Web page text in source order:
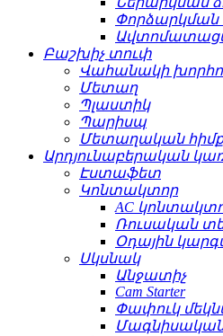
Փորձարկման
Բաշխիչ տուփ
Վահանակի
Մետաղ
Պլաստիկ
Պարիսպ
Մետաղական
Արդյունաբերական
Էստաֆետ
Կոնտակտոր
AC
Ռուսական
Օդային
Սկսնակ
Անջատիչ
Cam Starter
Փափուկ
Մագնիսական